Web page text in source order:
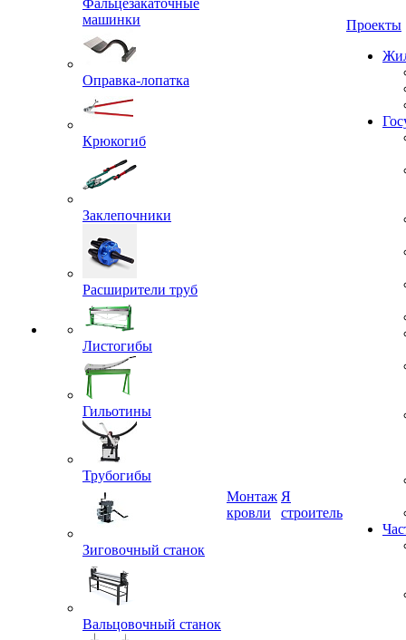
Фальцезакаточные
машинки
Оправка-лопатка
Крюкогиб
Заклепочники
Расширители труб
Листогибы
Гильотины
Трубогибы
Зиговочный станок
Вальцовочный станок
Монтаж
кровли
Я
строитель
Проекты